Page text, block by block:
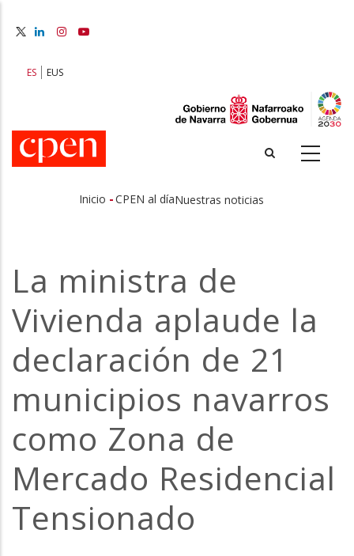
principal
ES EUS
de
ayuda
la
navegación
Inicio -CPEN al díaNuestras noticias
La ministra de
Vivienda aplaude la
declaración de 21
municipios navarros
como Zona de
Mercado Residencial
Tensionado